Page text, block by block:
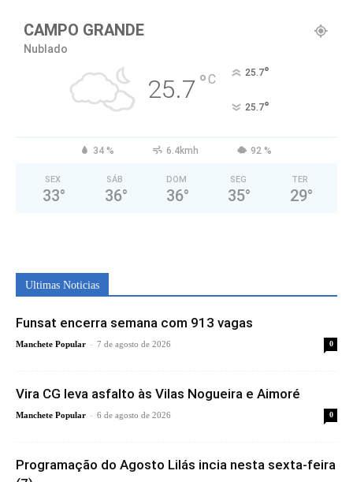
CAMPO GRANDE
Nublado
25.7 °C 25.7°
25.7°
34 % 6.4kmh 92 %
SEX
33°
SÁB
36°
DOM
36°
SEG
35°
TER
29°
Ultimas Noticias
Funsat encerra semana com 913 vagas
Manchete Popular - 7 de agosto de 2026 0
Vira CG leva asfalto às Vilas Nogueira e Aimoré
Manchete Popular - 6 de agosto de 2026 0
Programação do Agosto Lilás incia nesta sexta-feira